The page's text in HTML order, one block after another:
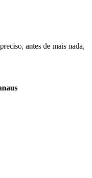
antes de mais nada,